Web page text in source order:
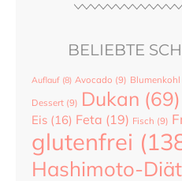
BELIEBTE
Auflauf (8) Avocado (9) Blumenkohl
Dessert (9) Dukan (69)
Eis (16) Feta (19) Fisch (9)
glutenfrei
Hashimoto-Diät